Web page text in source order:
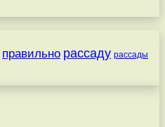
правильно рассаду рассады